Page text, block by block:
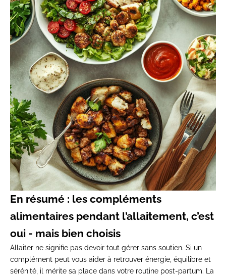
En résumé : les compléments
alimentaires pendant l’allaitement, c’est
oui - mais bien choisis
Allaiter ne signifie pas devoir tout gérer sans soutien. Si un
complément peut vous aider à retrouver énergie, équilibre et
sérénité, il mérite sa place dans votre routine post-partum. La